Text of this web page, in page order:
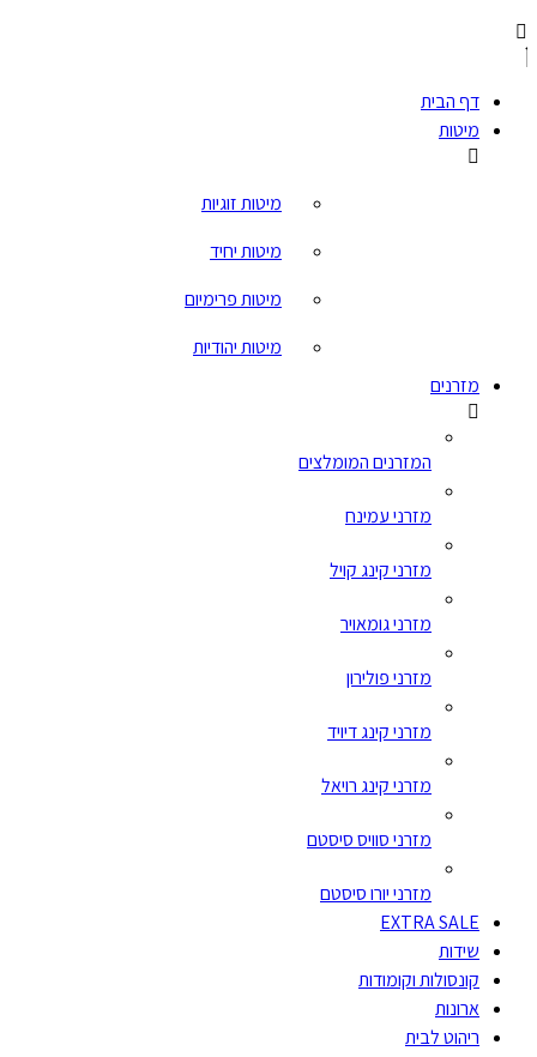
דף הבית
מיטות
מיטות זוגיות
מיטות יחיד
מיטות פרימיום
מיטות יהודיות
מזרנים
המזרנים המומלצים
מזרני עמינח
מזרני קינג קויל
מזרני גומאויר
מזרני פולירון
מזרני קינג דיויד
מזרני קינג רויאל
מזרני סוויס סיסטם
מזרני יורו סיסטם
EXTRA SALE
שידות
קונסולות וקומודות
ארונות
ריהוט לבית